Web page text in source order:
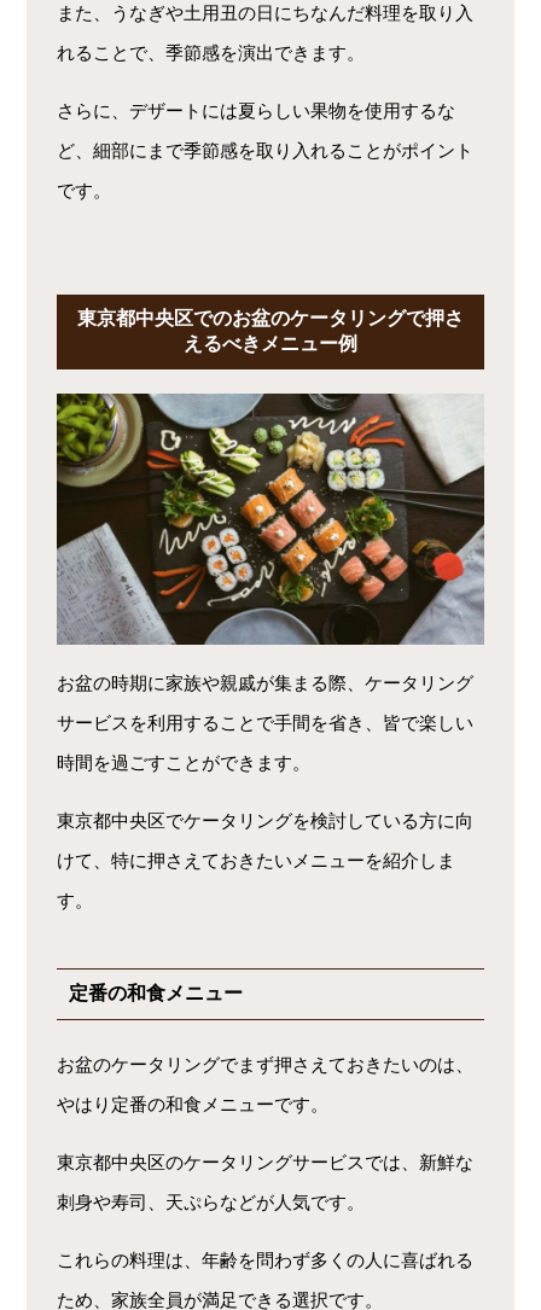
また、うなぎや土用丑の日にちなんだ料理を取り入
れることで、季節感を演出できます。
さらに、デザートには夏らしい果物を使用するな
ど、細部にまで季節感を取り入れることがポイント
です。
東京都中央区でのお盆のケータリングで押さ
えるべきメニュー例
お盆の時期に家族や親戚が集まる際、ケータリング
サービスを利用することで手間を省き、皆で楽しい
時間を過ごすことができます。
東京都中央区でケータリングを検討している方に向
けて、特に押さえておきたいメニューを紹介しま
す。
定番の和食メニュー
お盆のケータリングでまず押さえておきたいのは、
やはり定番の和食メニューです。
東京都中央区のケータリングサービスでは、新鮮な
刺身や寿司、天ぷらなどが人気です。
これらの料理は、年齢を問わず多くの人に喜ばれる
ため、家族全員が満足できる選択です。